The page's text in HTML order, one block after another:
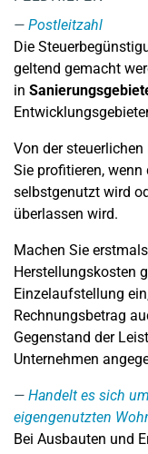
Postleitzahl
Die
geltend gemacht
in
Von der
Sie profitieren,
selbstgenutzt wird
überlassen wird.
Machen Sie
Herstellungskosten
Einzelaufstellung
Rechnungsbetrag
Gegenstand der
Unternehmen
Handelt es sich
eigengenutzten
Bei Ausbauten und